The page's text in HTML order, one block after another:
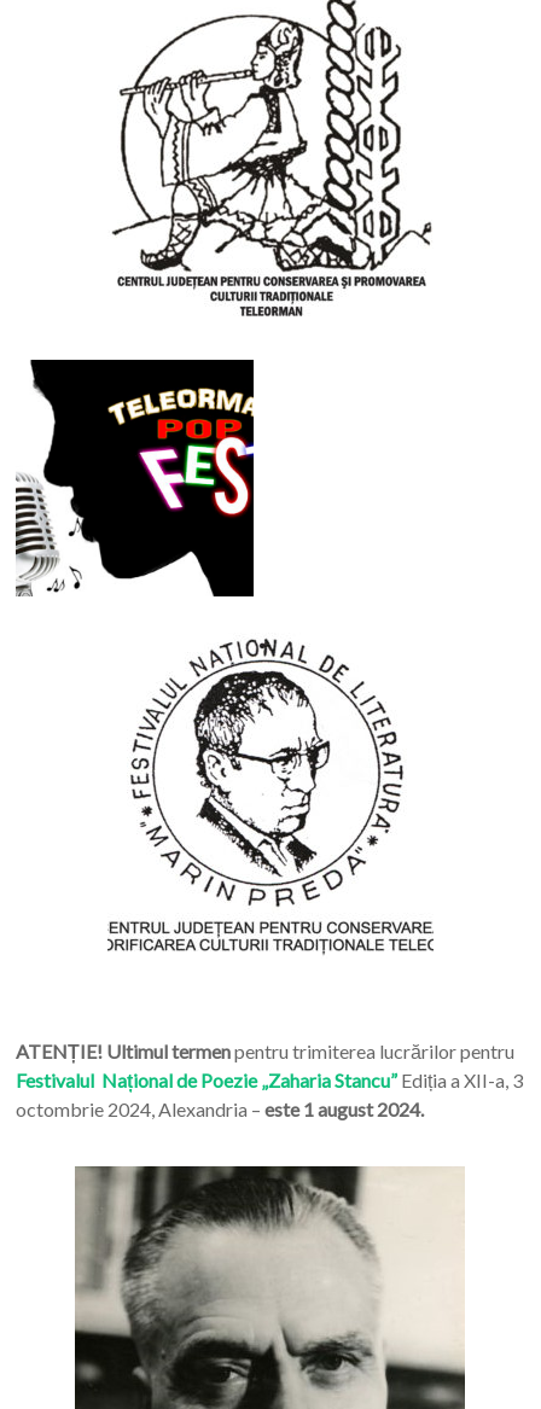
ATENȚIE! Ultimul termenpentru trimiterea lucrărilor pentru
Festivalul Național de Poezie „Zaharia Stancu”Ediția a XII-a, 3
octombrie 2024, Alexandria – este 1 august 2024.